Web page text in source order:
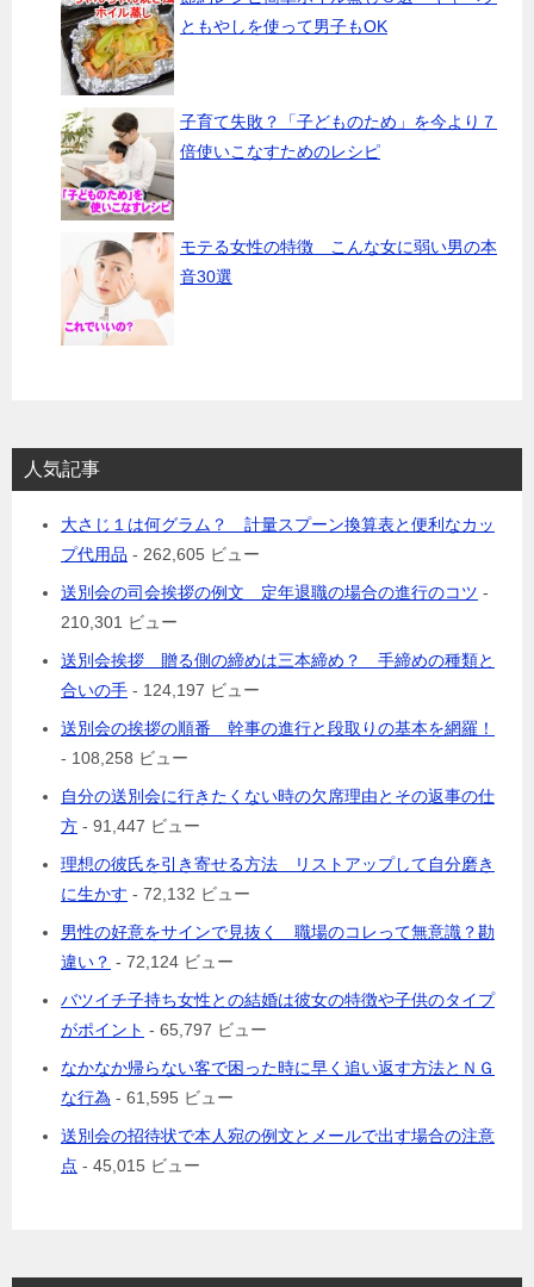
ともやしを使って男子もOK
子育て失敗？「子どものため」を今より７
倍使いこなすためのレシピ
モテる女性の特徴 こんな女に弱い男の本
音30選
人気記事
大さじ１は何グラム？ 計量スプーン換算表と便利なカッ
プ代用品 - 262,605 ビュー
送別会の司会挨拶の例文 定年退職の場合の進行のコツ -
210,301 ビュー
送別会挨拶 贈る側の締めは三本締め？ 手締めの種類と
合いの手 - 124,197 ビュー
送別会の挨拶の順番 幹事の進行と段取りの基本を網羅！
- 108,258 ビュー
自分の送別会に行きたくない時の欠席理由とその返事の仕
方 - 91,447 ビュー
理想の彼氏を引き寄せる方法 リストアップして自分磨き
に生かす - 72,132 ビュー
男性の好意をサインで見抜く 職場のコレって無意識？勘
違い？ - 72,124 ビュー
バツイチ子持ち女性との結婚は彼女の特徴や子供のタイプ
がポイント - 65,797 ビュー
なかなか帰らない客で困った時に早く追い返す方法とＮＧ
な行為 - 61,595 ビュー
送別会の招待状で本人宛の例文とメールで出す場合の注意
点 - 45,015 ビュー